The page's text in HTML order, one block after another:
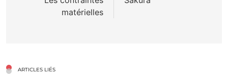
matérielles
ARTICLES LIÉS